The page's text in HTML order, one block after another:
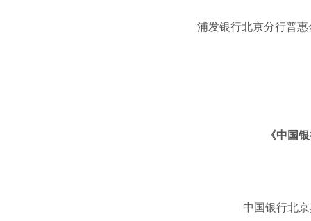
浦发银行北京分行普
《中国
中国银行北